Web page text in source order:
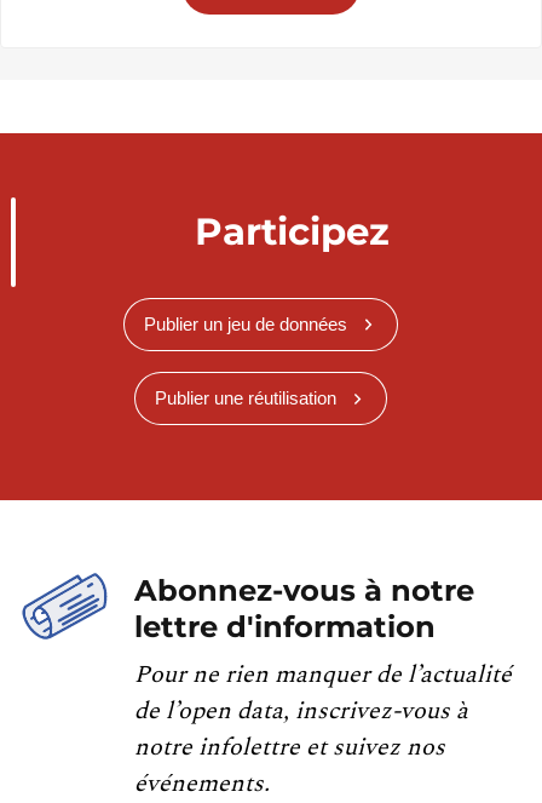
Participez
Publier un jeu de données
Publier une réutilisation
Abonnez-vous à notre
lettre d'information
Pour ne rien manquer de l’actualité
de l’open data, inscrivez-vous à
notre infolettre et suivez nos
événements.